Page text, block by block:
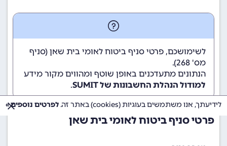
לשימושכם, פרטי סניף ביטוח לאומי בית שאן (סניף
מס' 268).
הנתונים מתעדכנים באופן שוטף ומהווים מקור מידע
למודול הנהלת החשבונות של SUMIT
.
פרטי סניף ביטוח לאומי בית שאן
לידיעתך, אנו משתמשים בעוגיות (cookies) באתר זה. לפרטים נוספים »